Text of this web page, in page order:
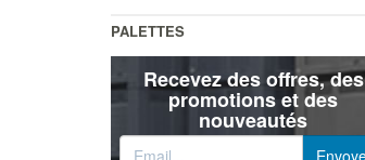
PALETTES
Recevez des offres, des
promotions et des
nouveautés